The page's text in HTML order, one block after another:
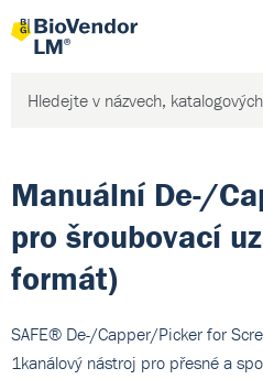
Manuální De-/
pro šroubovací
formát)
SAFE® De-/Capper/Picker for
1kanálový nástroj pro přesné a